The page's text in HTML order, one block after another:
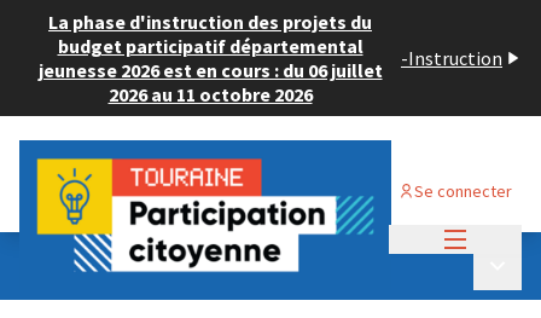
La phase d'instruction des projets du
budget participatif départemental
jeunesse 2026 est en cours : du 06 juillet
2026 au 11 octobre 2026
-Instruction
Se connecter
Budget Participatif ADULTE 2024
💡 Déposer un projet